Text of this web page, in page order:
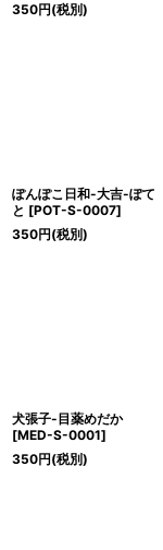
350円(税別)
ぽんぽこ日和-大吉-ぽて
と [POT-S-0007]
350円(税別)
犬張子-目薬めだか
[MED-S-0001]
350円(税別)